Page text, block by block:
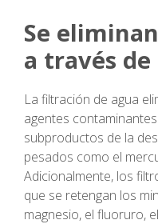
Se
a través
La filtración de agua
agentes
subproductos de la
pesados como el
Adicionalmente, los
que se retengan los
magnesio, el fluoruro,